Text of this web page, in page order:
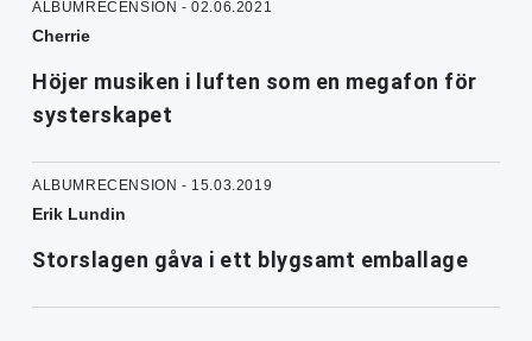
ALBUMRECENSION - 02.06.2021
Cherrie
Höjer musiken i luften som en megafon för
systerskapet
ALBUMRECENSION - 15.03.2019
Erik Lundin
Storslagen gåva i ett blygsamt emballage